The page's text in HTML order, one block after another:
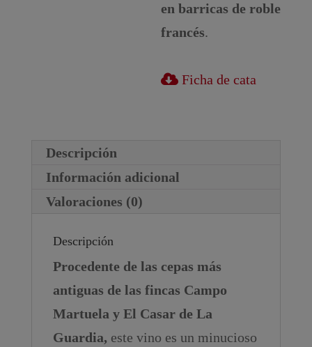
en barricas de roble
francés.
Ficha de cata
Descripción
Información adicional
Valoraciones (0)
Descripción
Procedente de las cepas más
antiguas de las fincas Campo
Martuela y El Casar de La
Guardia, este vino es un minucioso